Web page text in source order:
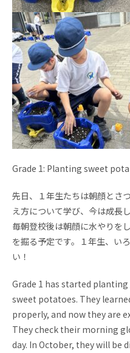
Grade 1: Planting sweet
先日、１年生たちは朝顔とさ
え方について学び、今は成長
毎朝登校後は朝顔に水やりを
を掘る予定です。１年生、い
い！
Grade 1 has started
sweet potatoes. They
properly, and now they are
They check their morning
day. In October, they will be